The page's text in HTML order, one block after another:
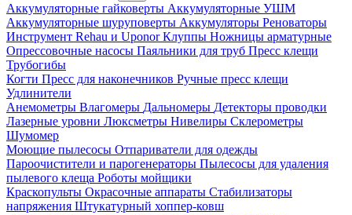
Аккумуляторные гайковерты Аккумуляторные УШМ
Аккумуляторные шуруповерты Аккумуляторы Реноваторы
Инструмент Rehau и UponorКлуппы Ножницы арматурные
Опрессовочные насосы Паяльники для труб Пресс клещи
Трубогибы
Когти Пресс для наконечников Ручные пресс клещи
Удлинители
Анемометры Влагомеры Дальномеры Детекторы проводки
Лазерные уровни Люксметры Нивелиры Склерометры
Шумомер
Моющие пылесосы Отпариватели для одежды
Пароочистители и парогенераторы Пылесосы для удаления
пылевого клеща Роботы мойщики
Краскопульты Окрасочные аппараты Стабилизаторы
напряжения Штукатурный хоппер-ковш